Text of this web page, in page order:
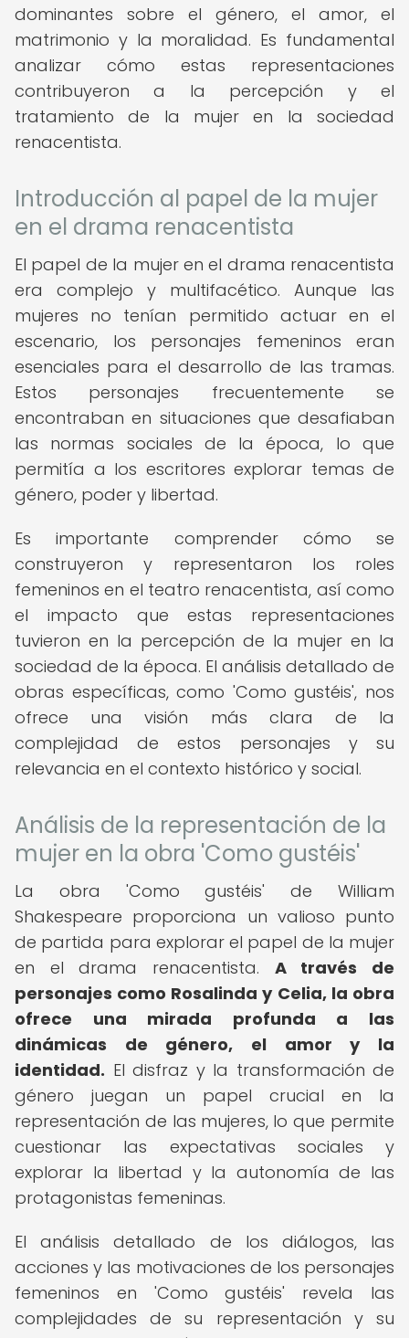
dominantes sobre el género, el amor, el
matrimonio y la moralidad. Es fundamental
analizar cómo estas representaciones
contribuyeron a la percepción y el
tratamiento de la mujer en la sociedad
renacentista.
Introducción al papel de la mujer
en el drama renacentista
El papel de la mujer en el drama renacentista
era complejo y multifacético. Aunque las
mujeres no tenían permitido actuar en el
escenario, los personajes femeninos eran
esenciales para el desarrollo de las tramas.
Estos personajes frecuentemente se
encontraban en situaciones que desafiaban
las normas sociales de la época, lo que
permitía a los escritores explorar temas de
género, poder y libertad.
Es importante comprender cómo se
construyeron y representaron los roles
femeninos en el teatro renacentista, así como
el impacto que estas representaciones
tuvieron en la percepción de la mujer en la
sociedad de la época. El análisis detallado de
obras específicas, como 'Como gustéis', nos
ofrece una visión más clara de la
complejidad de estos personajes y su
relevancia en el contexto histórico y social.
Análisis de la representación de la
mujer en la obra 'Como gustéis'
La obra 'Como gustéis' de William
Shakespeare proporciona un valioso punto
de partida para explorar el papel de la mujer
en el drama renacentista. A través de
personajes como Rosalinda y Celia, la obra
ofrece una mirada profunda a las
dinámicas de género, el amor y la
identidad. El disfraz y la transformación de
género juegan un papel crucial en la
representación de las mujeres, lo que permite
cuestionar las expectativas sociales y
explorar la libertad y la autonomía de las
protagonistas femeninas.
El análisis detallado de los diálogos, las
acciones y las motivaciones de los personajes
femeninos en 'Como gustéis' revela las
complejidades de su representación y su